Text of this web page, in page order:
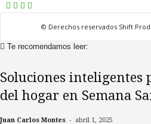
© Derechos reservados Shift
Te recomendamos leer:
Soluciones inteligentes
del hogar en Semana
Juan Carlos Montes - abril 1, 2025